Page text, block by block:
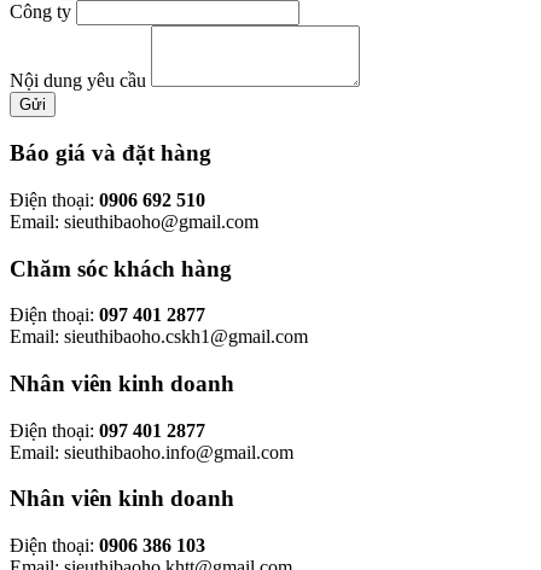
Công ty
Nội dung yêu cầu
Gửi
Báo giá và đặt hàng
Điện thoại: 0906 692 510
Email: sieuthibaoho@gmail.com
Chăm sóc khách hàng
Điện thoại: 097 401 2877
Email: sieuthibaoho.cskh1@gmail.com
Nhân viên kinh doanh
Điện thoại: 097 401 2877
Email: sieuthibaoho.info@gmail.com
Nhân viên kinh doanh
Điện thoại: 0906 386 103